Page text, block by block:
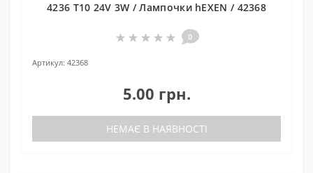
4236 T10 24V 3W / Лампочки hEXEN / 42368
0
Артикул: 42368
5.00 грн.
НЕМАЄ В НАЯВНОСТІ